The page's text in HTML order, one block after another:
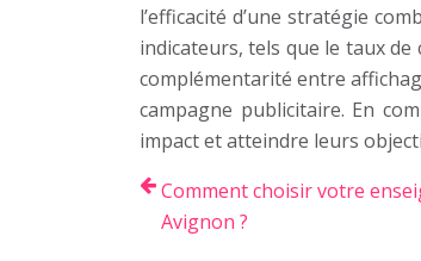
l’efficacité d’une stratégie
indicateurs, tels que le taux de
complémentarité entre
campagne publicitaire. En
impact et atteindre leurs
Comment choisir votre
Avignon ?